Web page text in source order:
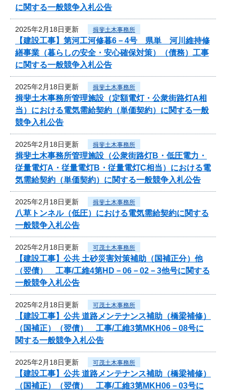
に関する一般競争入札公告
2025年2月18日更新 揖斐土木事務所
【建設工事】第河工河修暮6－4号 県単 河川維持修
繕事業（暮らしの安全・安心確保対策）（債務）工事
に関する一般競争入札公告
2025年2月18日更新 揖斐土木事務所
揖斐土木事務所管理施設（定額電灯・公衆街路灯A相
当）における電気需給契約（単価契約）に関する一般
競争入札公告
2025年2月18日更新 揖斐土木事務所
揖斐土木事務所管理施設（公衆街路灯B・低圧電力・
従量電灯A・従量電灯B・従量電灯C相当）における電
気需給契約（単価契約）に関する一般競争入札公告
2025年2月18日更新 揖斐土木事務所
八草トンネル（低圧）における電気需給契約に関する
一般競争入札公告
2025年2月18日更新 可茂土木事務所
【建設工事】公共 土砂災害対策補助（国補正分）他
（翌債） 工事/工維4第HD－06－02－3他号に関する
一般競争入札公告
2025年2月18日更新 可茂土木事務所
【建設工事】公共 道路メンテナンス補助（橋梁補修）
（国補正）（翌債） 工事/工維3第MKH06－08号に
関する一般競争入札公告
2025年2月18日更新 可茂土木事務所
【建設工事】公共 道路メンテナンス補助（橋梁補修）
（国補正）（翌債） 工事/工維3第MKH06－03号に